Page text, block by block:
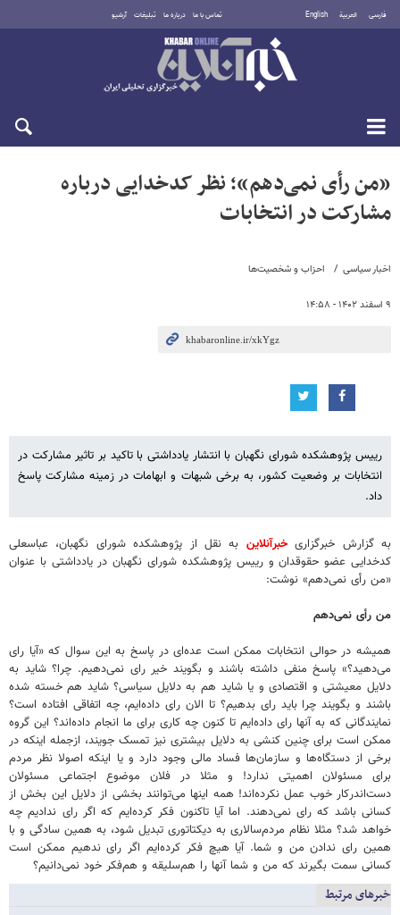
فارسی العربية English تماس با ما درباره ما تبلیغات آرشیو
یکشنبه ۱۸ مرداد ۱۴۰۵
اخبار سیاسی احزاب و شخصیت‌ها
۹ اسفند ۱۴۰۲ - ۱۴:۵۸
«من رأی نمی‌دهم»؛ نظر کدخدایی درباره
مشارکت در انتخابات
رییس پژوهشکده شورای نگهبان با انتشار یادداشتی با تاکید بر تاثیر مشارکت در
انتخابات بر وضعیت کشور، به برخی شبهات و ابهامات در زمینه مشارکت پاسخ
داد.
به گزارش خبرگزاریخبرآنلاین به نقل از پژوهشکده شورای نگهبان، عباسعلی
کدخدایی عضو حقوقدان و رییس پژوهشکده شورای نگهبان در یادداشتی با عنوان
«من رأی نمی‌دهم» نوشت:
من رأی نمی‌دهم
همیشه در حوالی انتخابات ممکن است عده‌ای در پاسخ به این سوال که «آیا رای
می‌دهید؟» پاسخ منفی داشته باشند و بگویند خیر رای نمی‌دهیم. چرا؟ شاید به
دلایل معیشتی و اقتصادی و یا شاید هم به دلایل سیاسی؟ شاید هم خسته شده
باشند و بگویند چرا باید رای بدهیم؟ تا الان رای داده‌ایم، چه اتفاقی افتاده است؟
نمایندگانی که به آنها رای داده‌ایم تا کنون چه کاری برای ما انجام داده‌اند؟ این گروه
ممکن است برای چنین کنشی به دلایل بیشتری نیز تمسک جویند، ازجمله اینکه در
برخی از دستگاه‌ها و سازمان‌ها فساد مالی وجود دارد و یا اینکه اصولا نظر مردم
برای مسئولان اهمیتی ندارد! و مثلا در فلان موضوع اجتماعی مسئولان
دست‌اندرکار خوب عمل نکرده‌اند! همه اینها می‌توانند بخشی از دلایل این بخش از
کسانی باشد که رای نمی‌دهند. اما آیا تاکنون فکر کرده‌ایم که اگر رای ندادیم چه
خواهد شد؟ مثلا نظام مردم‌سالاری به دیکتاتوری تبدیل شود، به همین سادگی و با
همین رای ندادن من و شما. آیا هیچ فکر کرده‌ایم اگر رای ندهیم ممکن است
کسانی سمت بگیرند که من و شما آنها را هم‌سلیقه و هم‌فکر خود نمی‌دانیم؟
خبرهای مرتبط